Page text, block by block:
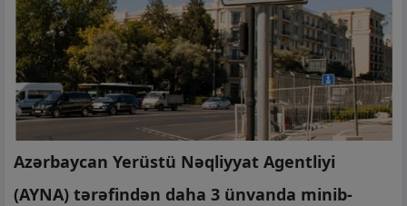
Azərbaycan Yerüstü Nəqliyyat Agentliyi
(AYNA) tərəfindən daha 3 ünvanda minib-